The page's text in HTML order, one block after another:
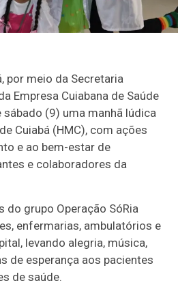
por meio da Secretaria
Empresa Cuiabana de Saúde
sábado (9) uma manhã lúdica
Cuiabá (HMC), com ações
e ao bem-estar de
e colaboradores da
do grupo Operação SóRia
enfermarias, ambulatórios e
levando alegria, música,
de esperança aos pacientes
de saúde.